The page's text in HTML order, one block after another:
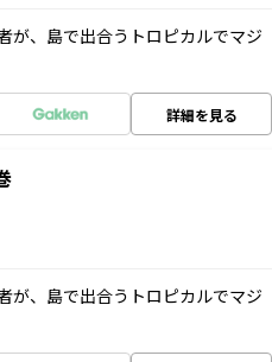
が、島で出合うトロピカルでマジ
詳細を見る
が、島で出合うトロピカルでマジ